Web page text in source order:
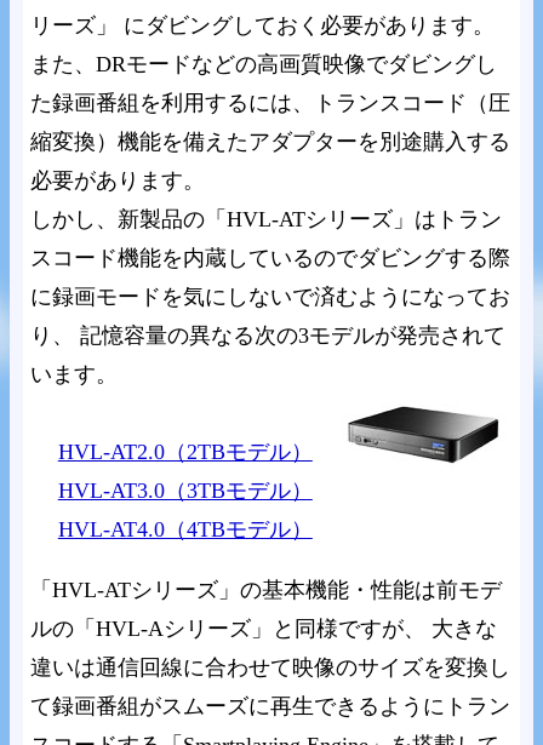
リーズ」 にダビングしておく必要があります。
また、DRモードなどの高画質映像でダビングし
た録画番組を利用するには、トランスコード（圧
縮変換）機能を備えたアダプターを別途購入する
必要があります。
しかし、新製品の「HVL-ATシリーズ」はトラン
スコード機能を内蔵しているのでダビングする際
に録画モードを気にしないで済むようになってお
り、 記憶容量の異なる次の3モデルが発売されて
います。
HVL-AT2.0（2TBモデル）
HVL-AT3.0（3TBモデル）
HVL-AT4.0（4TBモデル）
「HVL-ATシリーズ」の基本機能・性能は前モデ
ルの「HVL-Aシリーズ」と同様ですが、 大きな
違いは通信回線に合わせて映像のサイズを変換し
て録画番組がスムーズに再生できるようにトラン